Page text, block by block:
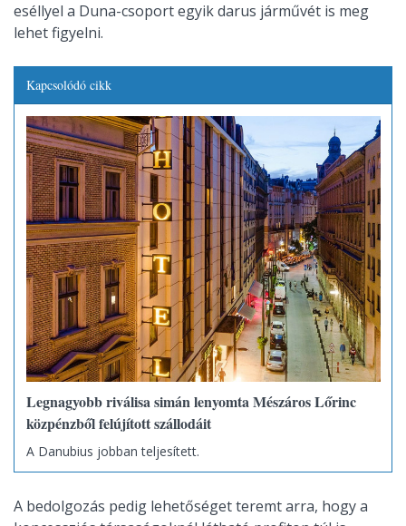
eséllyel a Duna-csoport egyik darus járművét is meg
lehet figyelni.
Kapcsolódó cikk
Legnagyobb riválisa simán lenyomta Mészáros Lőrinc
közpénzből felújított szállodáit
A Danubius jobban teljesített.
A bedolgozás pedig lehetőséget teremt arra, hogy a